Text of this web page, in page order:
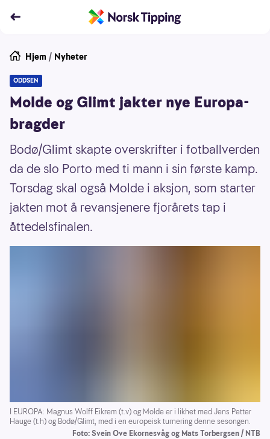
Hjem / Nyheter
ODDSEN
Molde og Glimt jakter nye Europa-
bragder
Bodø/Glimt skapte overskrifter i fotballverden
da de slo Porto med ti mann i sin første kamp.
Torsdag skal også Molde i aksjon, som starter
jakten mot å revansjenere fjorårets tap i
åttedelsfinalen.
I EUROPA: Magnus Wolff Eikrem (t.v) og Molde er i likhet med Jens Petter
Hauge (t.h) og Bodø/Glimt, med i en europeisk turnering denne sesongen.
Foto: Svein Ove Ekornesvåg og Mats Torbergsen / NTB